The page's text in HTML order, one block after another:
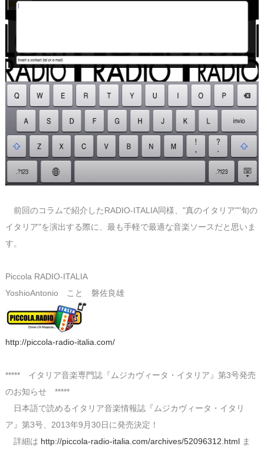
前回のコラムで紹介したRADIO-ITALIA同様、"真のイタリア""旬の
イタリア"を演出する際に、最も手軽で最適な音楽ソースだと思いま
す。
Piccola RADIO-ITALIA
YoshioAntonio こと 磐佐良雄
http://piccola-radio-italia.com/
***** イタリア音楽専門誌『ムジカヴィータ・イタリア』第3号発売
のお知らせ *****
日本語で読めるイタリア音楽情報誌『ムジカヴィータ・イタリ
ア』第3号、2013年9月30日に発売決定！
詳細は http://piccola-radio-italia.com/archives/52096312.html ま